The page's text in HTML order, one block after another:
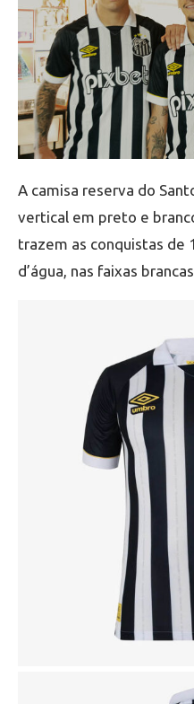
A camisa reserva do
vertical em preto e
trazem as conquistas de
d’água, nas faixas